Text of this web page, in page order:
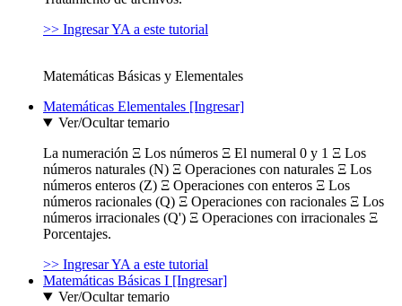
>> Ingresar YA a este tutorial
Matemáticas Básicas y Elementales
Matemáticas Elementales [Ingresar]
Ver/Ocultar temario
La numeración Ξ Los números Ξ El numeral 0 y 1 Ξ Los
números naturales (N) Ξ Operaciones con naturales Ξ Los
números enteros (Z) Ξ Operaciones con enteros Ξ Los
números racionales (Q) Ξ Operaciones con racionales Ξ Los
números irracionales (Q') Ξ Operaciones con irracionales Ξ
Porcentajes.
>> Ingresar YA a este tutorial
Matemáticas Básicas I [Ingresar]
Ver/Ocultar temario